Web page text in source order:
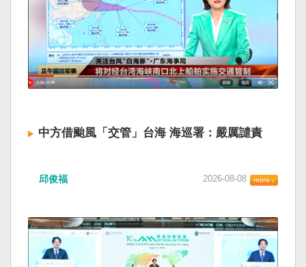
中方借颱風「交管」台海 海巡署：嚴厲譴責
邱俊福 2026-08-08